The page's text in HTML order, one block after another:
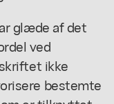
glæde af det
ved
ikke
bestemte